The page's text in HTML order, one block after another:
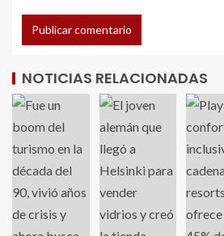
NOTICIAS RELACIONADAS